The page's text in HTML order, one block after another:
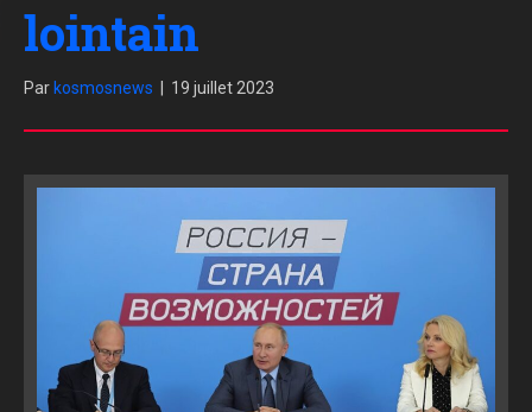
lointain
Par kosmosnews 19 juillet 2023